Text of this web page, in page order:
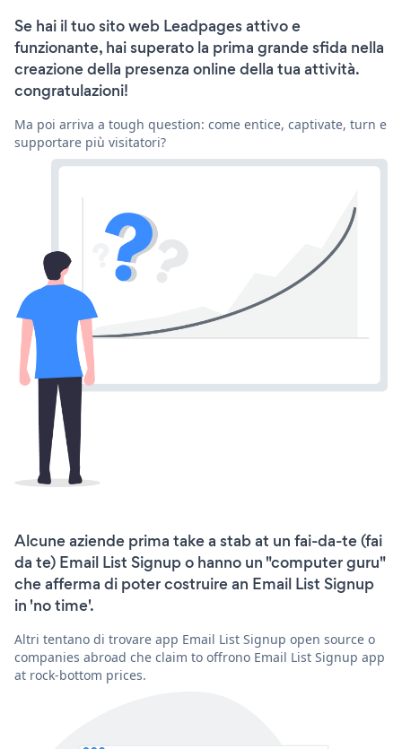
Se hai il tuo sito web Leadpages attivo e
funzionante, hai superato la prima grande sfida nella
creazione della presenza online della tua attività.
congratulazioni!
Ma poi arriva a tough question: come entice, captivate, turn e
supportare più visitatori?
Alcune aziende prima take a stab at un fai-da-te (fai
da te) Email List Signup o hanno un "computer guru"
che afferma di poter costruire an Email List Signup
in 'no time'.
Altri tentano di trovare app Email List Signup open source o
companies abroad che claim to offrono Email List Signup app
at rock-bottom prices.